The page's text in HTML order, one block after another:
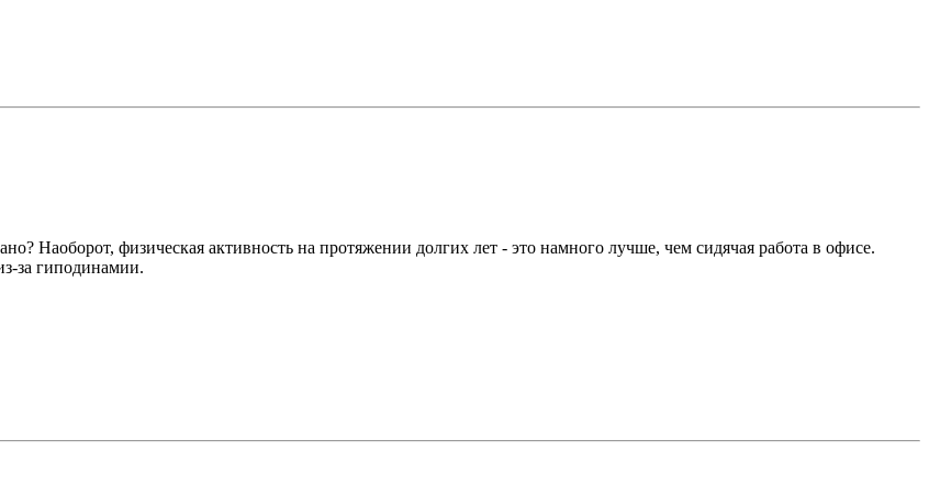
Наоборот, физическая активность на протяжении долгих лет - это намного лучше, чем сидячая работа в офисе.
за гиподинамии.